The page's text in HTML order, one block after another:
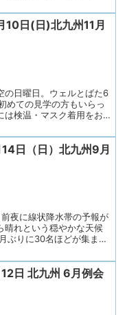
ます。 ◇プログラム１.
マトーク「雨の日の過ご
. お便り印刷・お渡し ◇
のあいさつで始まりま
のご家族、会話パート
ボランティア、言語聴
確認します。名札の色
10日(日)北九州11月
の日曜日。ウェルとばた6
めての見学の方もいらっ
は検温・マスク着用をお
輪番になっています）。
クス体操３. テーマトー
きゅう体操５. 連絡事
１）12月22日（日）理
の会」を紹介しま
月20日（日）東部障害
発表は無事終了しまし
日（日）北九州9月
夜に線状降水帯の予報が
晴れという穏やかな天候
ぶりに30名ほどが集まり
リスクに対して入室時の
、安心して過ごせるよう
挨拶）２．あすの会諸連
ク「この夏どう過ごし
お便り印刷・お渡し ◇司
日 北九州 6月例会